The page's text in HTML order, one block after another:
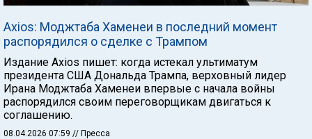
Axios: Моджтаба Хаменеи в последний момент
распорядился о сделке с Трампом
Издание Axios пишет: когда истекал ультиматум
президента США Дональда Трампа, верховный лидер
Ирана Моджтаба Хаменеи впервые с начала войны
распорядился своим переговорщикам двигаться к
соглашению.
08.04.2026 07:59 // Пресса